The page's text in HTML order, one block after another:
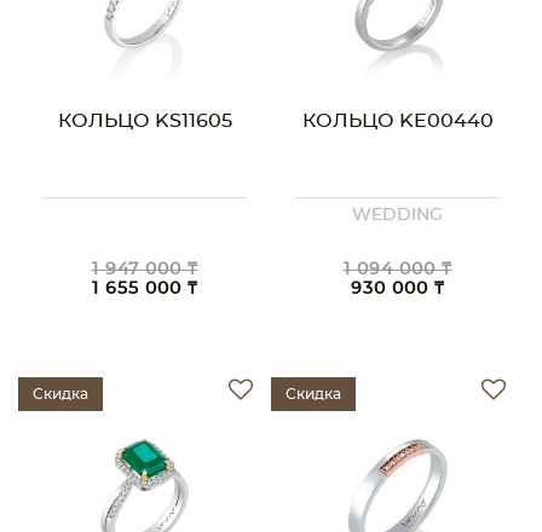
КОЛЬЦО KS11605
1 947 000 ₸
1 655 000 ₸
КОЛЬЦО KE00440
WEDDING
1 094 000 ₸
930 000 ₸
Скидка Скидка